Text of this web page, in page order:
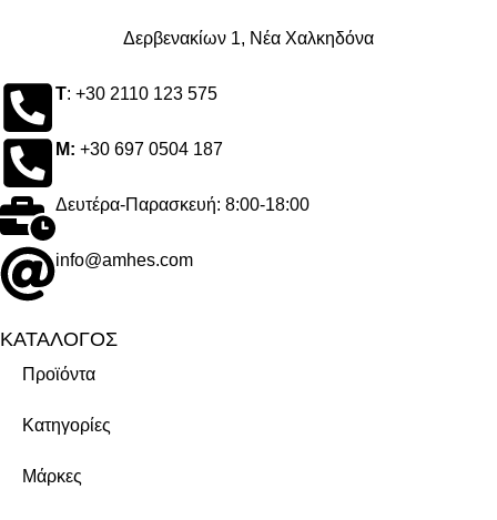
Δερβενακίων 1, Νέα Χαλκηδόνα
Τ: +30 2110 123 575
M: +30 697 0504 187
Δευτέρα-Παρασκευή: 8:00-18:00
info@amhes.com
ΚΑΤΑΛΟΓΟΣ
Προϊόντα
Κατηγορίες
Μάρκες